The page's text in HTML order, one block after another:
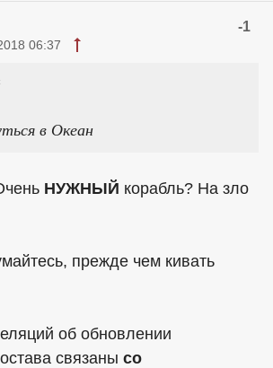
-1
06:37
в Океан
НУЖНЫЙ корабль? На зло
прежде чем кивать
об обновлении
связаны со